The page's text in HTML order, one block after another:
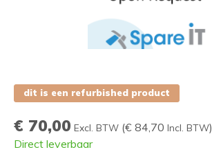
dit is een refurbished product
€ 70,00 Excl. BTW (€ 84,70 Incl. BTW)
Direct leverbaar